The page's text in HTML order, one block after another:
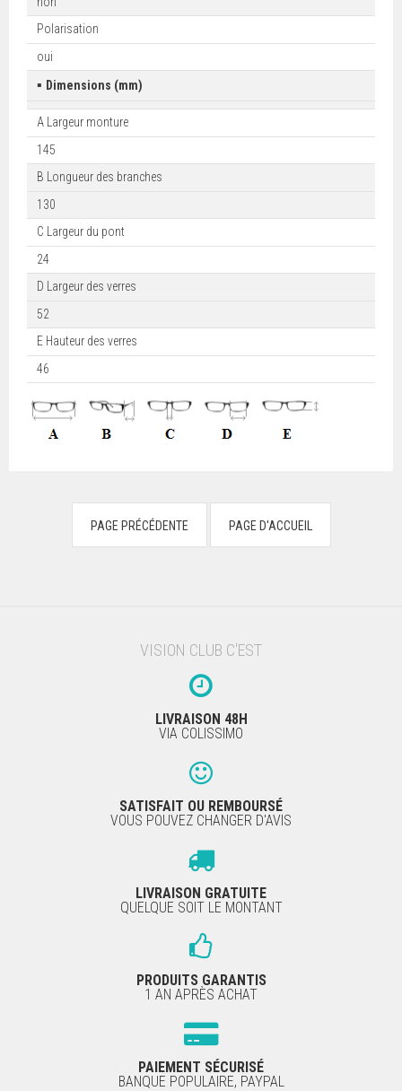
Polarisation
oui
▪ Dimensions (mm)
A Largeur monture
145
B Longueur des branches
130
C Largeur du pont
24
D Largeur des verres
52
E Hauteur des verres
46
VISION CLUB C'EST
LIVRAISON 48H
VIA COLISSIMO
SATISFAIT OU REMBOURSÉ
VOUS POUVEZ CHANGER D'AVIS
LIVRAISON GRATUITE
QUELQUE SOIT LE MONTANT
PRODUITS GARANTIS
1 AN APRÈS ACHAT
PAIEMENT SÉCURISÉ
BANQUE POPULAIRE, PAYPAL